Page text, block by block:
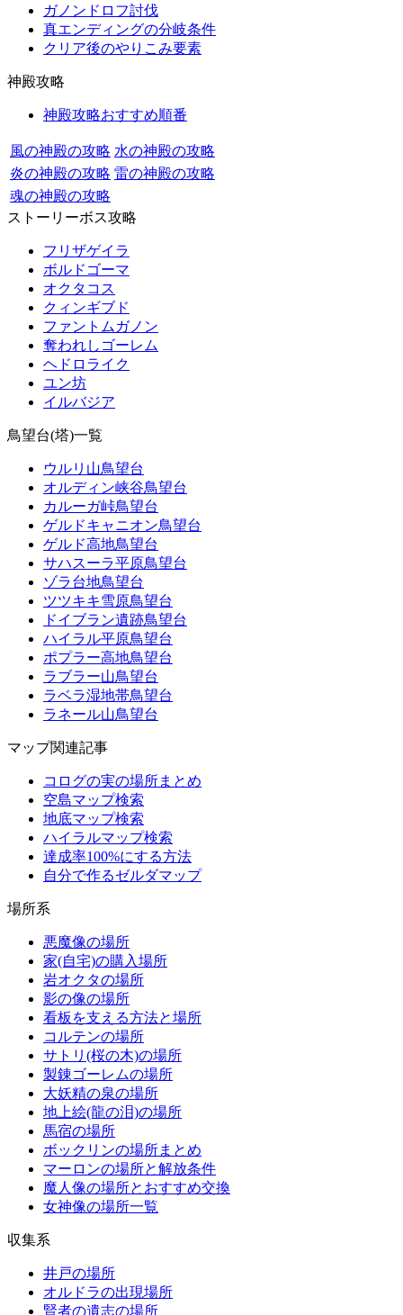
ガノンドロフ討伐
真エンディングの分岐条件
クリア後のやりこみ要素
神殿攻略
神殿攻略おすすめ順番
風の神殿の攻略 水の神殿の攻略
炎の神殿の攻略 雷の神殿の攻略
魂の神殿の攻略
ストーリーボス攻略
フリザゲイラ
ボルドゴーマ
オクタコス
クィンギブド
ファントムガノン
奪われしゴーレム
ヘドロライク
ユン坊
イルバジア
鳥望台(塔)一覧
ウルリ山鳥望台
オルディン峡谷鳥望台
カルーガ峠鳥望台
ゲルドキャニオン鳥望台
ゲルド高地鳥望台
サハスーラ平原鳥望台
ゾラ台地鳥望台
ツツキキ雪原鳥望台
ドイブラン遺跡鳥望台
ハイラル平原鳥望台
ポプラー高地鳥望台
ラブラー山鳥望台
ラベラ湿地帯鳥望台
ラネール山鳥望台
マップ関連記事
コログの実の場所まとめ
空島マップ検索
地底マップ検索
ハイラルマップ検索
達成率100%にする方法
自分で作るゼルダマップ
場所系
悪魔像の場所
家(自宅)の購入場所
岩オクタの場所
影の像の場所
看板を支える方法と場所
コルテンの場所
サトリ(桜の木)の場所
製錬ゴーレムの場所
大妖精の泉の場所
地上絵(龍の泪)の場所
馬宿の場所
ボックリンの場所まとめ
マーロンの場所と解放条件
魔人像の場所とおすすめ交換
女神像の場所一覧
収集系
井戸の場所
オルドラの出現場所
賢者の遺志の場所